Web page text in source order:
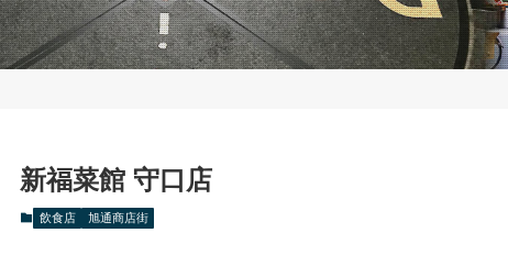
新福菜館 守口店
飲食店 旭通商店街